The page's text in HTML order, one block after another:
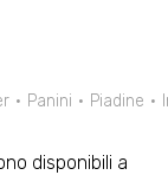
Panini Piadine
disponibili a